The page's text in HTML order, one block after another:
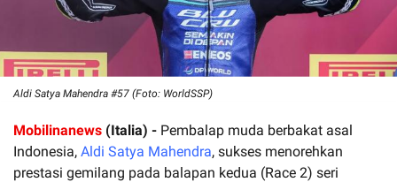
Aldi Satya Mahendra #57 (Foto: WorldSSP)
Mobilinanews (Italia) - Pembalap muda berbakat asal
Indonesia, Aldi Satya Mahendra, sukses menorehkan
prestasi gemilang pada balapan kedua (Race 2) seri